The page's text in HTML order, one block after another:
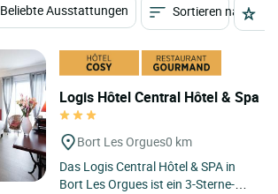
Beliebte Ausstattungen Sortieren nach
Logis Hôtel Central Hôtel & Spa
Bort Les Orgues0 km
Das Logis Central Hôtel & SPA in
Bort Les Orgues ist ein 3-Sterne-